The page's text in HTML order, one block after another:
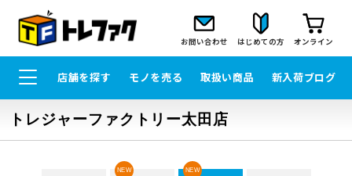
お問い合わせ はじめての方 オンライン
店舗を探す モノを売る 取扱い商品 新入荷ブログ
トレジャーファクトリー太田店
NEW NEW